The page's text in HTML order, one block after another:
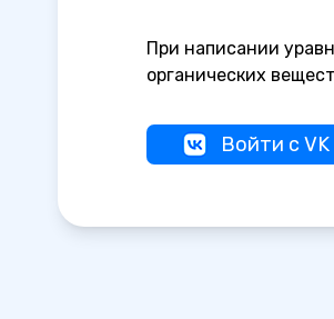
При написании
органических
Войти с VK